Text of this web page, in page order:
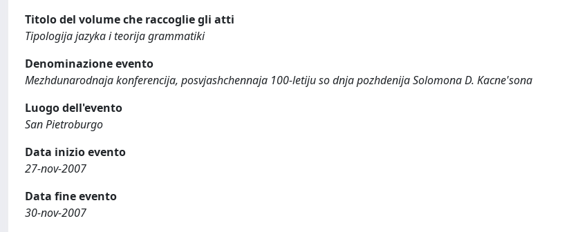
Titolo del volume che raccoglie gli atti
Tipologija jazyka i teorija grammatiki
Denominazione evento
Mezhdunarodnaja konferencija, posvjashchennaja 100-letiju so dnja pozhdenija Solomona D. Kacne'sona
Luogo dell'evento
San Pietroburgo
Data inizio evento
27-nov-2007
Data fine evento
30-nov-2007